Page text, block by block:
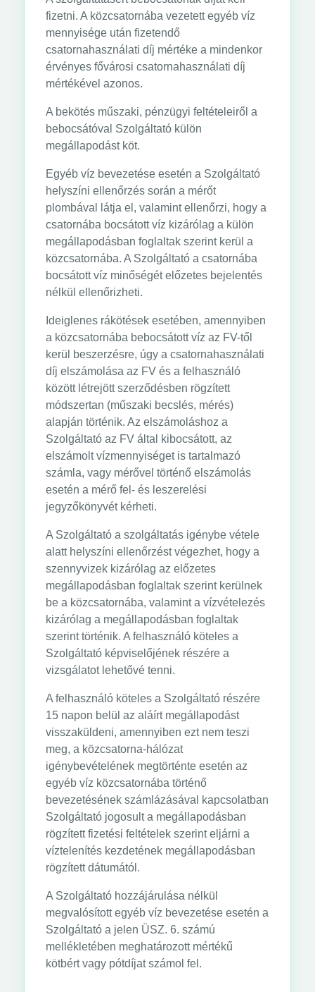
fizetni. A közcsatornába vezetett egyéb víz
mennyisége után fizetendő
csatornahasználati díj mértéke a mindenkor
érvényes fővárosi csatornahasználati díj
mértékével azonos.
A bekötés műszaki, pénzügyi feltételeiről a
bebocsátóval Szolgáltató külön
megállapodást köt.
Egyéb víz bevezetése esetén a Szolgáltató
helyszíni ellenőrzés során a mérőt
plombával látja el, valamint ellenőrzi, hogy a
csatornába bocsátott víz kizárólag a külön
megállapodásban foglaltak szerint kerül a
közcsatornába. A Szolgáltató a csatornába
bocsátott víz minőségét előzetes bejelentés
nélkül ellenőrizheti.
Ideiglenes rákötések esetében, amennyiben
a közcsatornába bebocsátott víz az FV-től
kerül beszerzésre, úgy a csatornahasználati
díj elszámolása az FV és a felhasználó
között létrejött szerződésben rögzített
módszertan (műszaki becslés, mérés)
alapján történik. Az elszámoláshoz a
Szolgáltató az FV által kibocsátott, az
elszámolt vízmennyiséget is tartalmazó
számla, vagy mérővel történő elszámolás
esetén a mérő fel- és leszerelési
jegyzőkönyvét kérheti.
A Szolgáltató a szolgáltatás igénybe vétele
alatt helyszíni ellenőrzést végezhet, hogy a
szennyvizek kizárólag az előzetes
megállapodásban foglaltak szerint kerülnek
be a közcsatornába, valamint a vízvételezés
kizárólag a megállapodásban foglaltak
szerint történik. A felhasználó köteles a
Szolgáltató képviselőjének részére a
vizsgálatot lehetővé tenni.
A felhasználó köteles a Szolgáltató részére
15 napon belül az aláírt megállapodást
visszaküldeni, amennyiben ezt nem teszi
meg, a közcsatorna-hálózat
igénybevételének megtörténte esetén az
egyéb víz közcsatornába történő
bevezetésének számlázásával kapcsolatban
Szolgáltató jogosult a megállapodásban
rögzített fizetési feltételek szerint eljárni a
víztelenítés kezdetének megállapodásban
rögzített dátumától.
A Szolgáltató hozzájárulása nélkül
megvalósított egyéb víz bevezetése esetén a
Szolgáltató a jelen ÜSZ. 6. számú
mellékletében meghatározott mértékű
kötbért vagy pótdíjat számol fel.